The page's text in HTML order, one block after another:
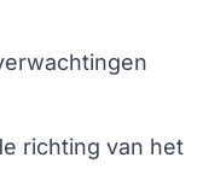
richting van het